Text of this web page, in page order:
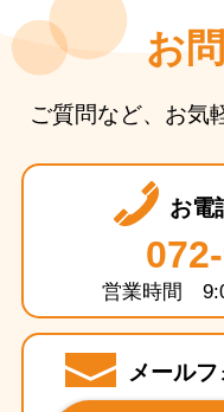
お
ご質問など、お気
お電
営業時間
メール